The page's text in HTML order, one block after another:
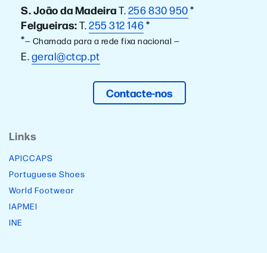
S. João da MadeiraT.256 830 950*
Felgueiras:T.255 312 146*
*— Chamada para a rede fixa nacional —
E.geral@ctcp.pt
Contacte-nos
Links
APICCAPS
Portuguese Shoes
World Footwear
IAPMEI
INE